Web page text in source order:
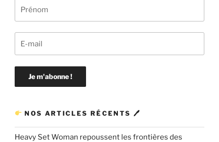
NOS ARTICLES RÉCENTS 🖊
Heavy Set Woman repoussent les frontières des